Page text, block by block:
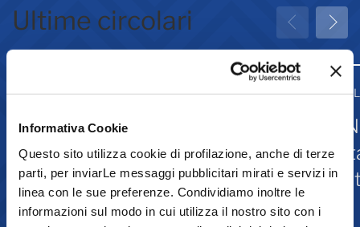
Informativa Cookie
Questo sito utilizza cookie di profilazione, anche di terze
parti, per inviarLe messaggi pubblicitari mirati e servizi in
linea con le sue preferenze. Condividiamo inoltre le
informazioni sul modo in cui utilizza il nostro sito con i
Ultime circolari
31 Luglio 2026
Greenwashing: attività
associative
31